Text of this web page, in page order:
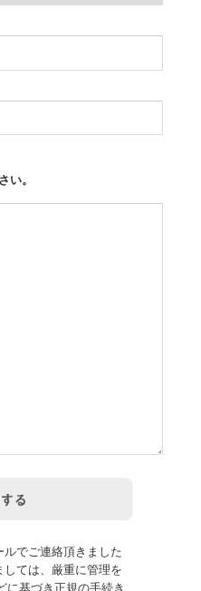
い。
でご連絡頂きました
ては、厳重に管理を
に基づき正規の手続き